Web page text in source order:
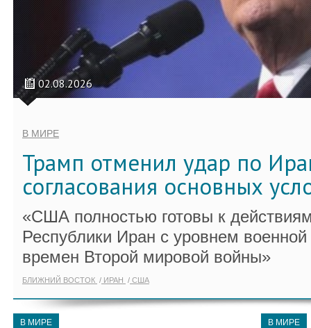
02.08.2026
В МИРЕ
Трамп отменил удар по
согласования основных
«США полностью готовы к
Республики Иран с уровнем
времен Второй мировой войны»
БЛИЖНИЙ ВОСТОК ИРАН США
В МИРЕ В МИРЕ